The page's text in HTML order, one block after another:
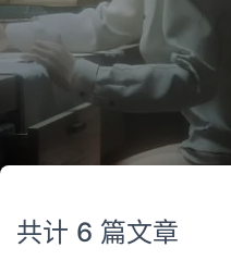
共计 6 篇文章